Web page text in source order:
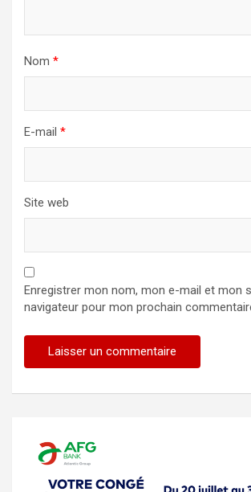
Nom *
E-mail *
Site web
Enregistrer mon nom, mon e-mail et mon
navigateur pour mon prochain